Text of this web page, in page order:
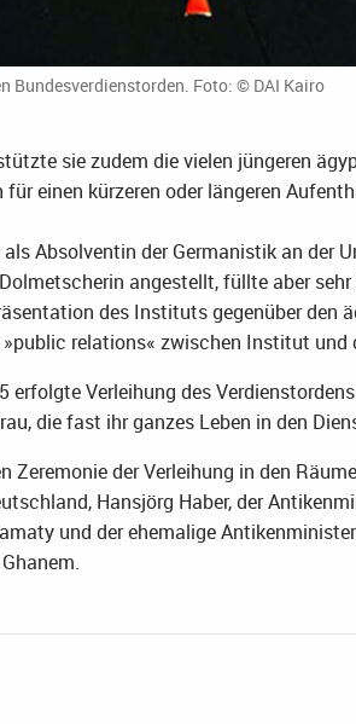
Bundesverdienstorden. Foto: © DAI Kairo
sie zudem die vielen jüngeren
einen kürzeren oder längeren
Absolventin der Germanistik an der
angestellt, füllte aber
des Instituts gegenüber den
relations« zwischen Institut und
erfolgte Verleihung des
die fast ihr ganzes Leben in den
Zeremonie der Verleihung in den
Hansjörg Haber, der
und der ehemalige